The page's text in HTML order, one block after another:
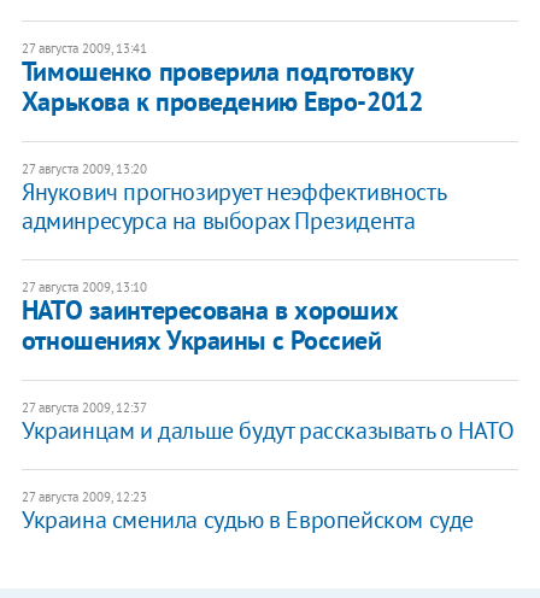
27 августа 2009, 13:41
Тимошенко проверила подготовку
Харькова к проведению Евро-2012
27 августа 2009, 13:20
Янукович прогнозирует неэффективность
админресурса на выборах Президента
27 августа 2009, 13:10
НАТО заинтересована в хороших
отношениях Украины с Россией
27 августа 2009, 12:37
Украинцам и дальше будут рассказывать о НАТО
27 августа 2009, 12:23
Украина сменила судью в Европейском суде